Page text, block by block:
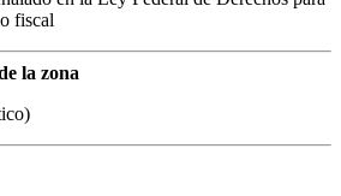
fiscal
la zona